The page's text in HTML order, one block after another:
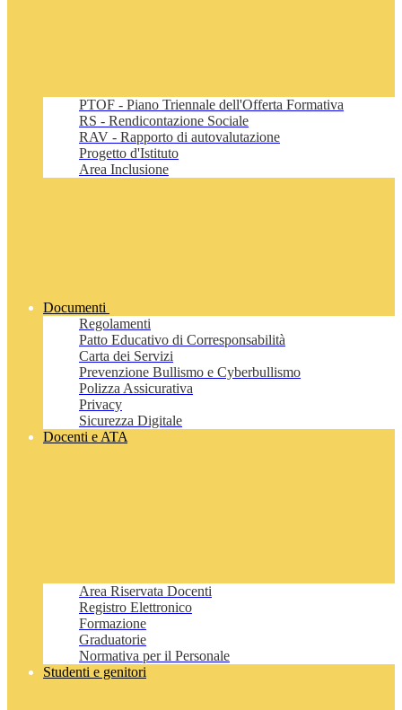
PTOF - Piano Triennale dell'Offerta Formativa
RS - Rendicontazione Sociale
RAV - Rapporto di autovalutazione
Progetto d'Istituto
Area Inclusione
Documenti
Regolamenti
Patto Educativo di Corresponsabilità
Carta dei Servizi
Prevenzione Bullismo e Cyberbullismo
Polizza Assicurativa
Privacy
Sicurezza Digitale
Docenti e ATA
Area Riservata Docenti
Registro Elettronico
Formazione
Graduatorie
Normativa per il Personale
Studenti e genitori